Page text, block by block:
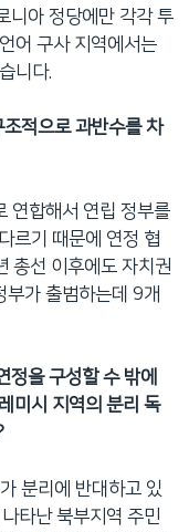
니아 정당에만 각각 투
어 구사 지역에서는
니다.
적으로 과반수를 차
연합해서 연립 정부를
르기 때문에 연정 협
총선 이후에도 자치권
부가 출범하는데 9개
정을 구성할 수 밖에
미시 지역의 분리 독
분리에 반대하고 있
타난 북부지역 주민